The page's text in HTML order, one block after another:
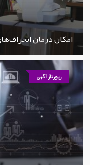
امکان درمان
رپورتاژ آگهی